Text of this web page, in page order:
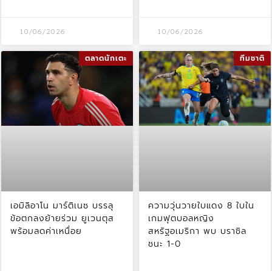
10/06/2026 10/06/2026
ตลาดนักเตะ
เอมิลิอาโน มาร์ติเนซ บรรลุ
ข้อตกลงย้ายร่วม ยูเวนตุส
พร้อมลดค่าเหนื่อย
ทีมชาติ
ความวุ่นวายใบแดง 8 ใบใน
เกมฟุตบอลหญิง
สหรัฐอเมริกา พบ บราซิล
ชนะ 1-0